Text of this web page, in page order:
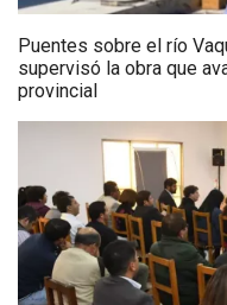
Puentes sobre el río
supervisó la obra que
provincial